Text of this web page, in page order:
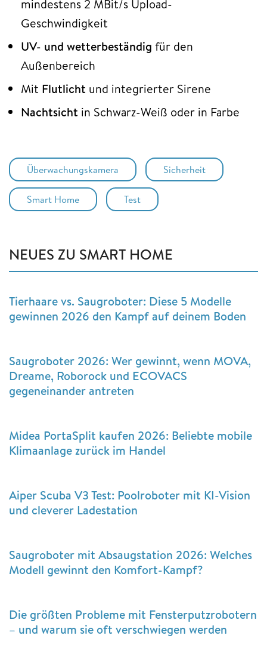
mindestens 2 MBit/s Upload-
Geschwindigkeit
UV- und wetterbeständig für den
Außenbereich
Mit Flutlicht und integrierter Sirene
Nachtsicht in Schwarz-Weiß oder in Farbe
Überwachungskamera Sicherheit
Smart Home Test
NEUES ZU SMART HOME
Tierhaare vs. Saugroboter: Diese 5 Modelle
gewinnen 2026 den Kampf auf deinem Boden
Saugroboter 2026: Wer gewinnt, wenn MOVA,
Dreame, Roborock und ECOVACS
gegeneinander antreten
Midea PortaSplit kaufen 2026: Beliebte mobile
Klimaanlage zurück im Handel
Aiper Scuba V3 Test: Poolroboter mit KI-Vision
und cleverer Ladestation
Saugroboter mit Absaugstation 2026: Welches
Modell gewinnt den Komfort-Kampf?
Die größten Probleme mit Fensterputzrobotern
– und warum sie oft verschwiegen werden